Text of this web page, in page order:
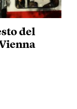
del